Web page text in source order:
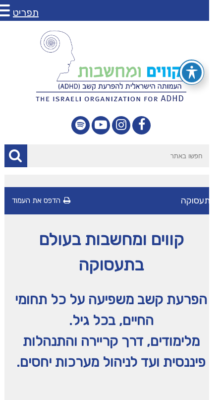
הדפס את העמוד
קווים ומחשבות בעולם
בתעסוקה
הפרעת קשב משפיעה על כל תחומי
החיים, בכל גיל.
מלימודים, דרך קריירה והתנהלות
פיננסית ועד לניהול מערכות יחסים.
תפריט